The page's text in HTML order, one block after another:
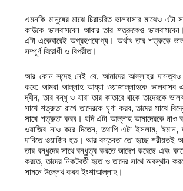
এমনকি মানুষের মাঝে চিরাচরিত ভালবাসার মাঝেও
কাউকে ভালবাসবেন আবার তার শত্রুকেও
এটা একেবারেই অগ্রহণযোগ্য। অর্থাৎ তার শত্রুকে
সম্পূর্ণ বিরোধী ও বিপরীত।
আর কোন সন্দেহ নেই যে, আমাদের আল্লাহর দাসত্বও
করে: আমরা আল্লাহ আয্যা ওয়াজাল্লাহকে ভালবাসব
দ্বীন, তার বন্ধু ও যারা তার কাতারে থাকে তাদেরকে
সাথে শত্রুতা রাখে তাদেরকে ঘৃণা করব, তাদের সাথে
সাথে শত্রুতা করব। যদি এটা আল্লাহ আমাদেরকে নাও
ওয়াজিব নাও করে দিতেন, তথাপি এটা ইসলাম, ঈমান,
দাবিতে ওয়াজিব হত। আর বস্তবতা তো হচ্ছে শরীয়তই
তার বন্ধুদের সাথে বন্ধুত্ব করতে আদেশ করেছে এবং
করতে, তাদের নিকটবর্তী হতে ও তাদের সাথে অবস্থান
সামনে উল্লেখ করব ইংশাআল্লাহ।